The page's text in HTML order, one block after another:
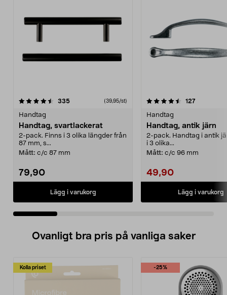
335recensioner (39,95/st)
Handtag
Handtag, svartlackerat
2-pack. Finns i 3 olika längder från
87 mm, s...
Mått: c/c 87 mm
79,90
Lägg i varukorg
4.5 av 5 stjärnor 127
Handtag
Handtag, antik järn
2-pack. Handtag i antik
i 3 olika...
Mått: c/c 96 mm
49,90
Lägg i varukorg
4.5 av 5 stjärnor
Ovanligt bra pris på vanliga saker
Kolla priset -25%